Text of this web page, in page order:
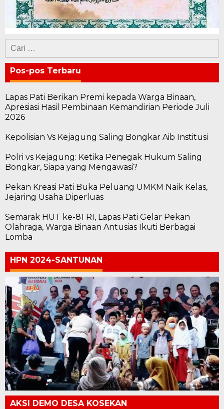
Cari
untuk:
Pos-pos Terbaru
Lapas Pati Berikan Premi kepada Warga Binaan,
Apresiasi Hasil Pembinaan Kemandirian Periode Juli
2026
Kepolisian Vs Kejagung Saling Bongkar Aib Institusi
Polri vs Kejagung: Ketika Penegak Hukum Saling
Bongkar, Siapa yang Mengawasi?
Pekan Kreasi Pati Buka Peluang UMKM Naik Kelas,
Jejaring Usaha Diperluas
Semarak HUT ke-81 RI, Lapas Pati Gelar Pekan
Olahraga, Warga Binaan Antusias Ikuti Berbagai
Lomba
HPN 2024-SANTUNAN
AKSI DEMO DESA KOSEKAN